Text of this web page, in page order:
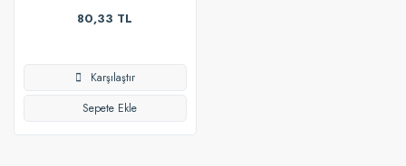
DESTİLE SU 1L
80,33 TL
Karşılaştır
Sepete Ekle